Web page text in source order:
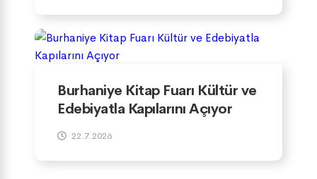
Burhaniye Kitap Fuarı Kültür ve
Edebiyatla Kapılarını Açıyor
22.7.2026